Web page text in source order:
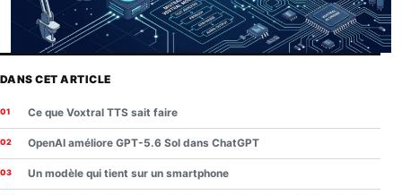
DANS CET ARTICLE
Ce que Voxtral TTS sait faire
OpenAI améliore GPT-5.6 Sol dans ChatGPT
Un modèle qui tient sur un smartphone